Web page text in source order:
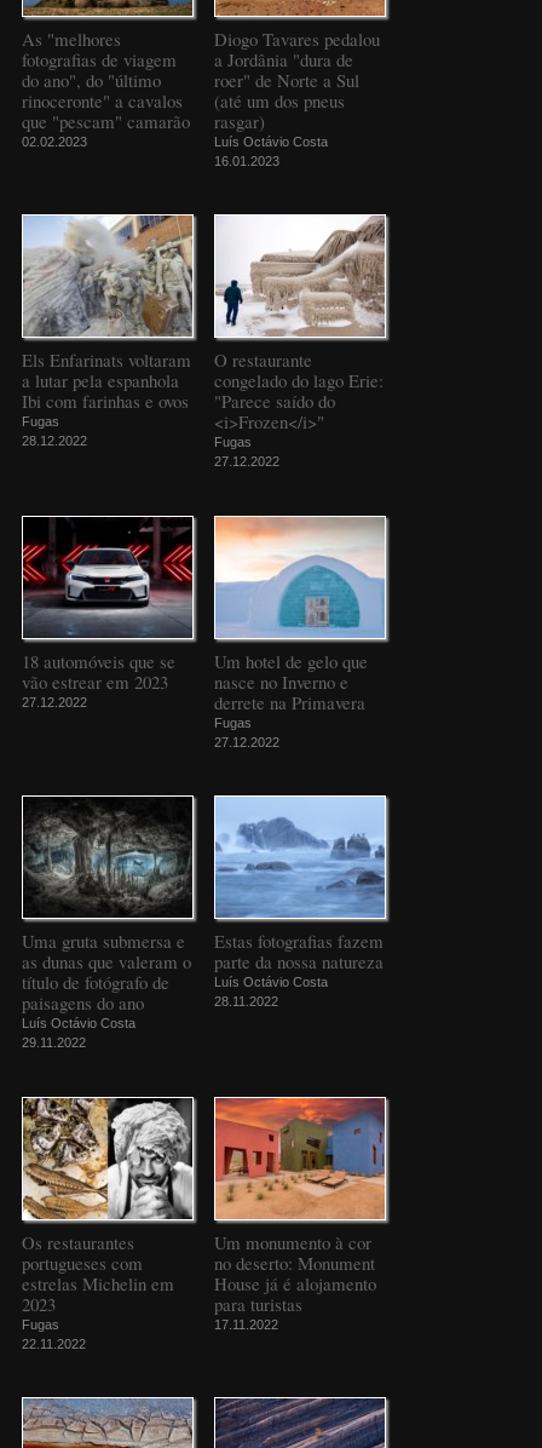
As "melhores
fotografias de viagem
do ano", do "último
rinoceronte" a cavalos
que "pescam" camarão
02.02.2023
Diogo Tavares pedalou
a Jordânia "dura de
roer" de Norte a Sul
(até um dos pneus
rasgar)
Luís Octávio Costa
16.01.2023
Els Enfarinats voltaram
a lutar pela espanhola
Ibi com farinhas e ovos
Fugas
28.12.2022
O restaurante
congelado do lago Erie:
"Parece saído do
<i>Frozen</i>"
Fugas
27.12.2022
18 automóveis que se
vão estrear em 2023
27.12.2022
Um hotel de gelo que
nasce no Inverno e
derrete na Primavera
Fugas
27.12.2022
Uma gruta submersa e
as dunas que valeram o
título de fotógrafo de
paisagens do ano
Luís Octávio Costa
29.11.2022
Estas fotografias fazem
parte da nossa natureza
Luís Octávio Costa
28.11.2022
Os restaurantes
portugueses com
estrelas Michelin em
2023
Fugas
22.11.2022
Um monumento à cor
no deserto: Monument
House já é alojamento
para turistas
17.11.2022